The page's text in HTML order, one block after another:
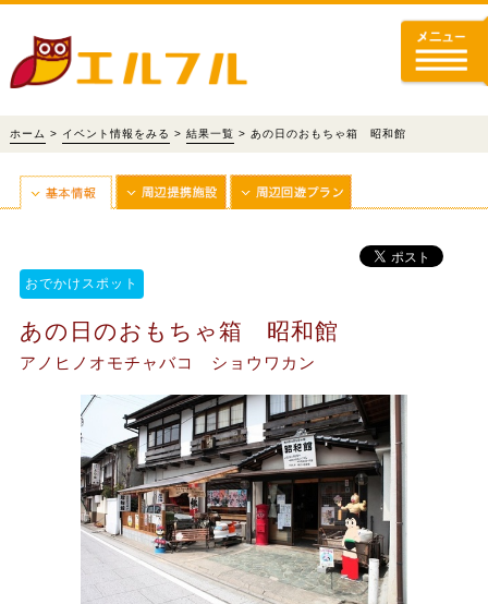
ホーム > イベント情報をみる > 結果一覧 > あの日のおもちゃ箱 昭和館
おでかけスポット
あの日のおもちゃ箱 昭和館
アノヒノオモチャバコ ショウワカン